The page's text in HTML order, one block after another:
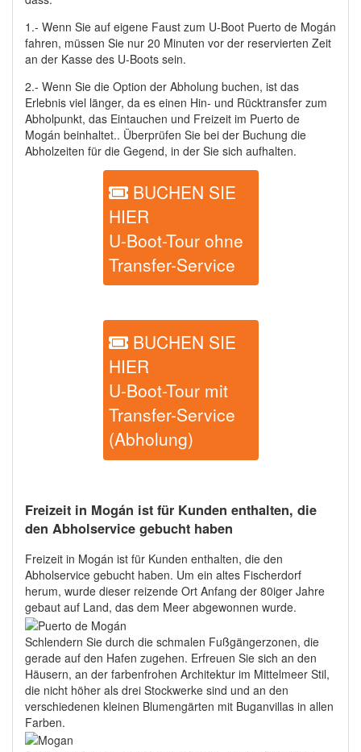
1.- Wenn Sie auf eigene Faust zum U-Boot Puerto de Mogán
fahren, müssen Sie nur 20 Minuten vor der reservierten Zeit
an der Kasse des U-Boots sein.
2.- Wenn Sie die Option der Abholung buchen, ist das
Erlebnis viel länger, da es einen Hin- und Rücktransfer zum
Abholpunkt, das Eintauchen und Freizeit im Puerto de
Mogán beinhaltet.. Überprüfen Sie bei der Buchung die
Abholzeiten für die Gegend, in der Sie sich aufhalten.
BUCHEN SIE
HIER
U-Boot-Tour ohne
Transfer-Service
BUCHEN SIE
HIER
U-Boot-Tour mit
Transfer-Service
(Abholung)
Freizeit in Mogán ist für Kunden enthalten, die
den Abholservice gebucht haben
Freizeit in Mogán ist für Kunden enthalten, die den
Abholservice gebucht haben. Um ein altes Fischerdorf
herum, wurde dieser reizende Ort Anfang der 80iger Jahre
gebaut auf Land, das dem Meer abgewonnen wurde.
Schlendern Sie durch die schmalen Fußgängerzonen, die
gerade auf den Hafen zugehen. Erfreuen Sie sich an den
Häusern, an der farbenfrohen Architektur im Mittelmeer Stil,
die nicht höher als drei Stockwerke sind und an den
verschiedenen kleinen Blumengärten mit Buganvillas in allen
Farben.